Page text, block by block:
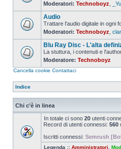
Nessun
messaggio
da
leggere
Moderatori: Technoboyz
Nessun
messaggio
da
leggere
Audio
Trattare l'audio digitale in ogni
Moderatori: Technoboyz
Nessun
messaggio
da
Blu Ray Disc - L'alta
La stuttura, i contenuti e
Moderatore: Technoboyz
Cancella cookie Contattaci
Indice
Chi c’è in linea
In totale ci sono 20 utenti
Record di utenti connessi: 560
Iscritti connessi: Semrush
Legenda :: Amministratori